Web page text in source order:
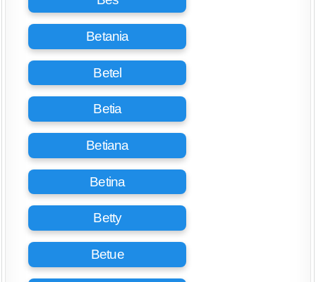
Betania
Betel
Betia
Betiana
Betina
Betty
Betue